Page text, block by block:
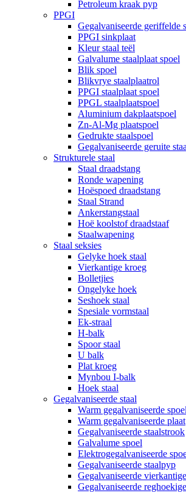
Petroleum kraak pyp
PPGI
Gegalvaniseerde geriffelde
PPGI sinkplaat
Kleur staal teël
Galvalume staalplaat spoel
Blik spoel
Blikvrye staalplaatrol
PPGI staalplaat spoel
PPGL staalplaatspoel
Aluminium dakplaatspoel
Zn-Al-Mg plaatspoel
Gedrukte staalspoel
Gegalvaniseerde geruite
Strukturele staal
Staal draadstang
Ronde wapening
Hoëspoed draadstang
Staal Strand
Ankerstangstaal
Hoë koolstof draadstaaf
Staalwapening
Staal seksies
Gelyke hoek staal
Vierkantige kroeg
Bolletjies
Ongelyke hoek
Seshoek staal
Spesiale vormstaal
Ek-straal
H-balk
Spoor staal
U balk
Plat kroeg
Mynbou I-balk
Hoek staal
Gegalvaniseerde staal
Warm gegalvaniseerde spoel
Warm gegalvaniseerde plaat
Gegalvaniseerde staalstrook
Galvalume spoel
Elektrogegalvaniseerde
Gegalvaniseerde staalpyp
Gegalvaniseerde
Gegalvaniseerde